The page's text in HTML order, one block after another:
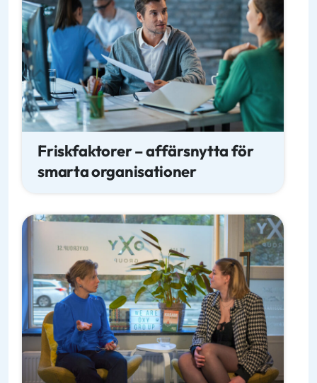
Friskfaktorer – affärsnytta för
smarta organisationer